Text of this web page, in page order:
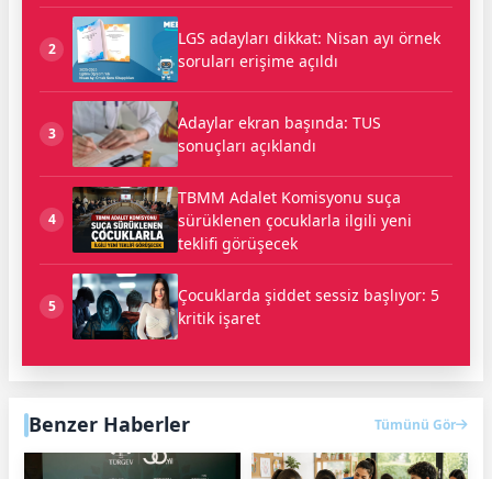
2
LGS adayları dikkat: Nisan ayı örnek
soruları erişime açıldı
3
Adaylar ekran başında: TUS
sonuçları açıklandı
4
TBMM Adalet Komisyonu suça
sürüklenen çocuklarla ilgili yeni
teklifi görüşecek
5
Çocuklarda şiddet sessiz başlıyor: 5
kritik işaret
Benzer Haberler Tümünü Gör